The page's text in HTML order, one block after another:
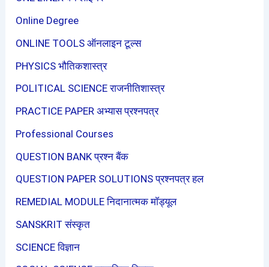
Online Degree
ONLINE TOOLS ऑनलाइन टूल्स
PHYSICS भौतिकशास्त्र
POLITICAL SCIENCE राजनीतिशास्त्र
PRACTICE PAPER अभ्यास प्रश्नपत्र
Professional Courses
QUESTION BANK प्रश्न बैंक
QUESTION PAPER SOLUTIONS प्रश्नपत्र हल
REMEDIAL MODULE निदानात्मक मॉड्यूल
SANSKRIT संस्कृत
SCIENCE विज्ञान